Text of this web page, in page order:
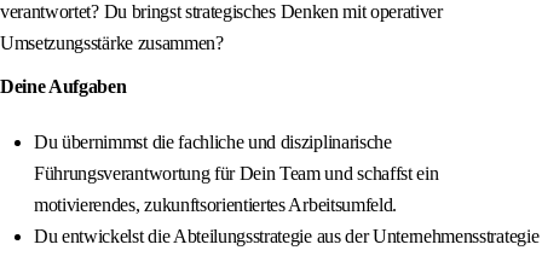
verantwortet? Du bringst strategisches Denken mit operativer
Umsetzungsstärke zusammen?
Deine Aufgaben
Du übernimmst die fachliche und disziplinarische
Führungsverantwortung für Dein Team und schaffst ein
motivierendes, zukunftsorientiertes Arbeitsumfeld.
Du entwickelst die Abteilungsstrategie aus der Unternehmensstrategie